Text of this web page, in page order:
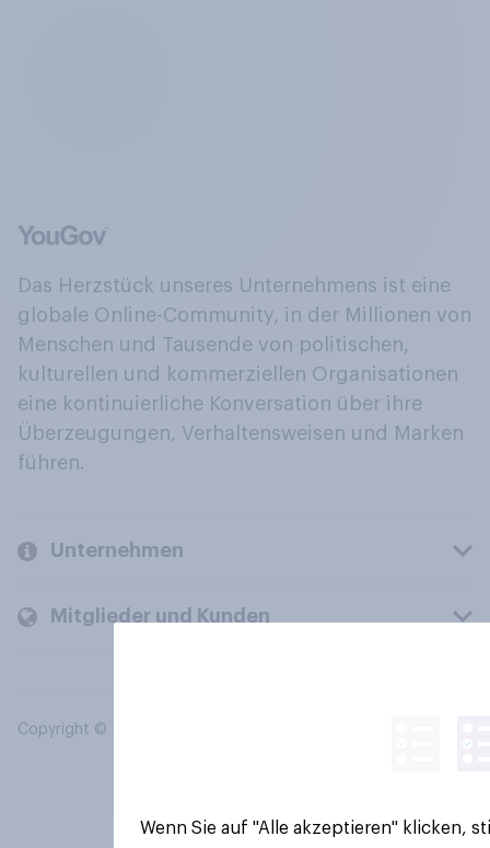
Das Herzstück unseres Unternehmens ist eine
globale Online-Community, in der Millionen von
Menschen und Tausende von politischen,
kulturellen und kommerziellen Organisationen
eine kontinuierliche Konversation über ihre
Überzeugungen, Verhaltensweisen und Marken
führen.
Unternehmen
Mitglieder und Kunden
Copyright © 2026 YouGov PLC. Alle Rechte vorbehalten.
Wenn Sie auf "Alle akzeptieren" klicken,